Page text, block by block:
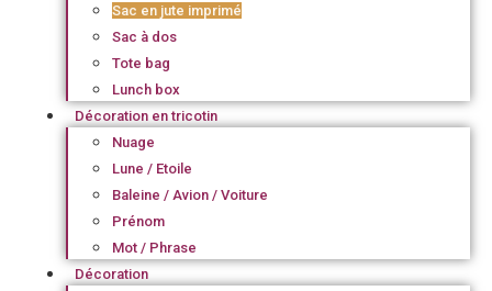
Sac en jute imprimé
Sac à dos
Tote bag
Lunch box
Décoration en tricotin
Nuage
Lune / Etoile
Baleine / Avion / Voiture
Prénom
Mot / Phrase
Décoration